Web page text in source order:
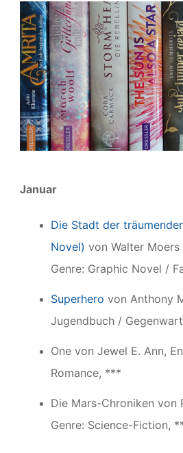
Januar
Die Stadt der
Novel) von Walter Moers
Genre: Graphic Novel /
Superhero von Anthony
Jugendbuch /
One von Jewel E. Ann,
Romance, ***
Die Mars-Chroniken von
Genre: Science-Fiction,